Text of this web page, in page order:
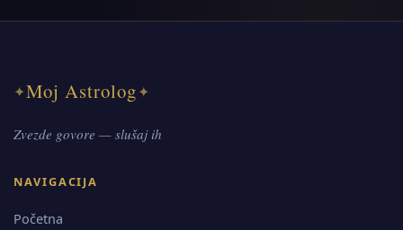
✦Moj Astrolog✦
Zvezde govore — slušaj ih
NAVIGACIJA
Početna